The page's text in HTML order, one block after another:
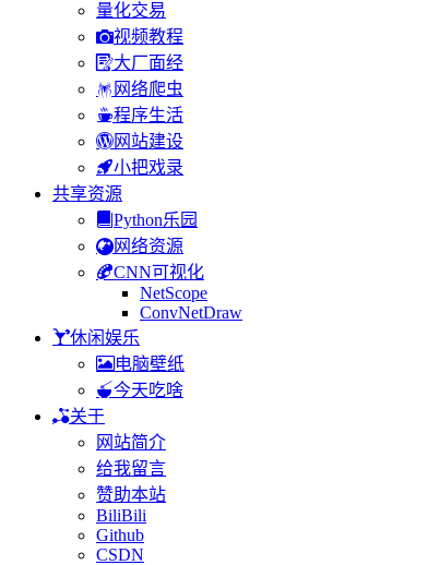
量化交易
视频教程
大厂面经
网络爬虫
程序生活
网站建设
小把戏录
共享资源
Python乐园
网络资源
CNN可视化
NetScope
ConvNetDraw
休闲娱乐
电脑壁纸
今天吃啥
关于
网站简介
给我留言
赞助本站
BiliBili
Github
CSDN